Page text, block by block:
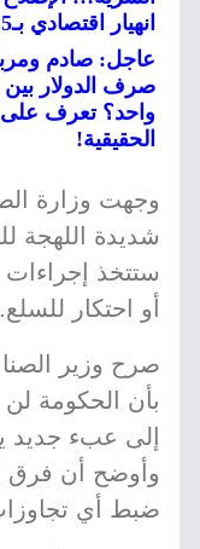
انهيار اقتصادي بـ1.5%
عاجل: صادم
واحد؟ تعرف على
الحقيقية!
وجهت وزارة
شديدة اللهجة
ستتخذ إجراءات
أو احتكار للسلع.
صرح وزير
بأن الحكومة
إلى عبء جديد
وأوضح أن فرق
ضبط أي